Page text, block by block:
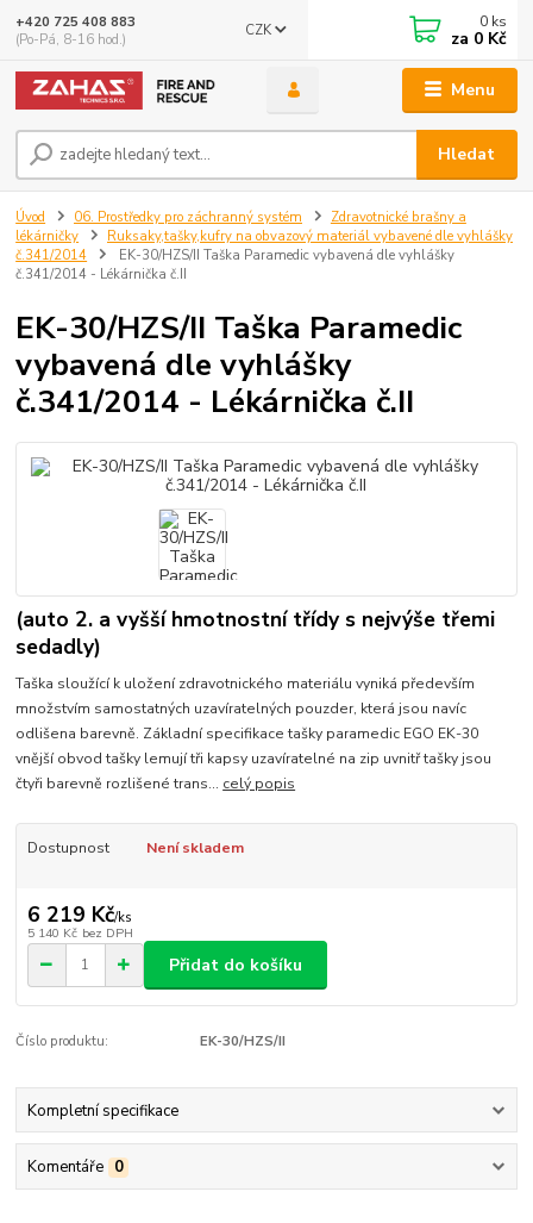
Menu
CZK
Hledat
+420 725 408 883
(Po-Pá, 8-16 hod.)
0 ks
za 0 Kč
Úvod 06. Prostředky pro záchranný systém
Zdravotnické brašny a
lékárničky
Ruksaky,tašky,kufry na obvazový materiál vybavené dle vyhlášky
č.341/2014
EK-30/HZS/II Taška Paramedic vybavená dle vyhlášky
č.341/2014 - Lékárnička č.II
EK-30/HZS/II Taška Paramedic
vybavená dle vyhlášky
č.341/2014 - Lékárnička č.II
(auto 2. a vyšší hmotnostní třídy s nejvýše třemi
sedadly)
Taška sloužící k uložení zdravotnického materiálu vyniká především
množstvím samostatných uzavíratelných pouzder, která jsou navíc
odlišena barevně. Základní specifikace tašky paramedic EGO EK-30
vnější obvod tašky lemují tři kapsy uzavíratelné na zip uvnitř tašky jsou
čtyři barevně rozlišené trans... celý popis
Dostupnost Není skladem
6 219 Kč/ks
5 140 Kč bez DPH
Přidat do košíku
Číslo produktu: EK-30/HZS/II
Kompletní specifikace
Komentáře 0